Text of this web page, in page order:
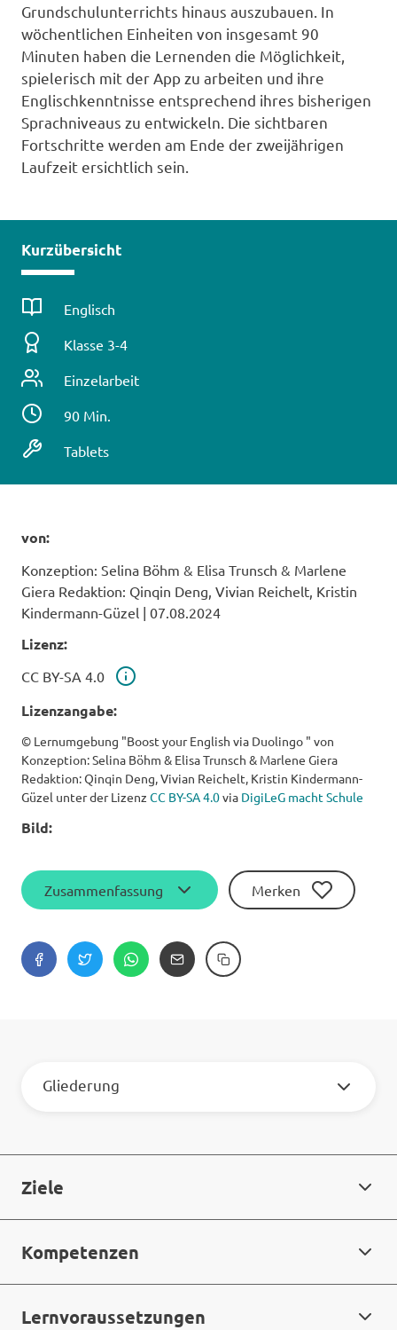
Grundschulunterrichts hinaus auszubauen. In
wöchentlichen Einheiten von insgesamt 90
Minuten haben die Lernenden die Möglichkeit,
spielerisch mit der App zu arbeiten und ihre
Englischkenntnisse entsprechend ihres bisherigen
Sprachniveaus zu entwickeln. Die sichtbaren
Fortschritte werden am Ende der zweijährigen
Laufzeit ersichtlich sein.
Kurzübersicht
FachEnglisch
Klassenstufe
Klasse 3-4
Unterrichtsform
Einzelarbeit
Zeitbedarf
Dauer
90 Min.
Technische
Tablets
von:
Konzeption: Selina Böhm & Elisa Trunsch & Marlene
Giera Redaktion: Qinqin Deng, Vivian Reichelt, Kristin
Kindermann-Güzel | 07.08.2024
Lizenz:
CC BY-SA 4.0
Lizenzangabe:
© Lernumgebung "Boost your English via Duolingo " von
Konzeption: Selina Böhm & Elisa Trunsch & Marlene Giera
Redaktion: Qinqin Deng, Vivian Reichelt, Kristin Kindermann-
Güzel unter der Lizenz CC BY-SA 4.0via DigiLeG macht Schule
Bild:
Zusammenfassung Merken
Gliederung
Ziele
Kompetenzen
Lernvoraussetzungen